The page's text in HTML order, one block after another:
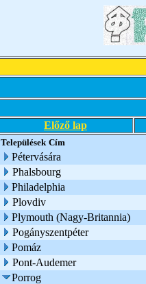
Előző lap
Települések Cím
Pétervására
Phalsbourg
Philadelphia
Plovdiv
Plymouth (Nagy-Britannia)
Pogányszentpéter
Pomáz
Pont-Audemer
Porrog